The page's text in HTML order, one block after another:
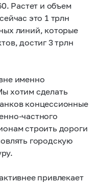
Растет и объем
это 1 трлн
линий, которые
достиг 3 трлн
именно
хотим сделать
концессионные
частного
строить дороги
городскую
привлекает